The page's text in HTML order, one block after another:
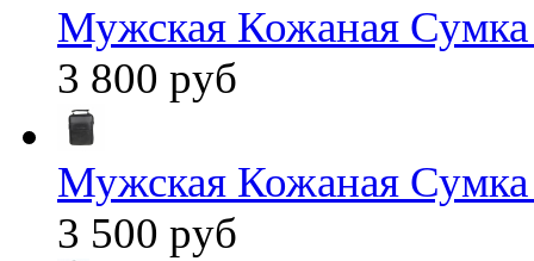
Мужская Кожаная
3 800 руб
Мужская Кожаная
3 500 руб